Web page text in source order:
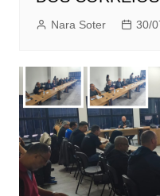
Nara Soter 30/